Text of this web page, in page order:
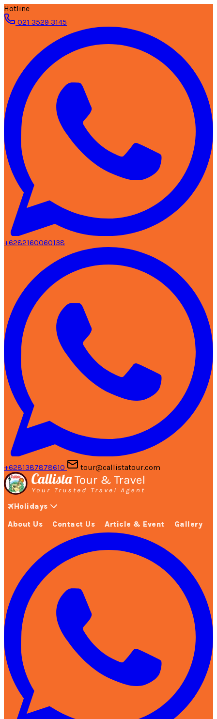
Hotline
021 3529 3145
+6282160060138
+6281387878610 tour@callistatour.com
Holidays
About Us Contact Us Article & Event Gallery